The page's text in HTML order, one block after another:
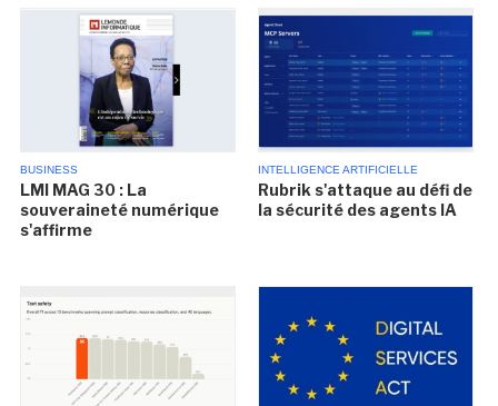
BUSINESS
LMI MAG 30 : La
souveraineté numérique
s'affirme
INTELLIGENCE ARTIFICIELLE
Rubrik s'attaque au défi de
la sécurité des agents IA